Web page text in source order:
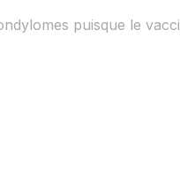
puisque le